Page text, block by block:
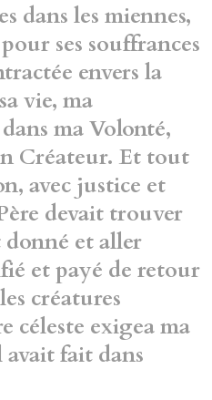
dans les miennes,
ses souffrances
envers la
vie, ma
ma Volonté,
Créateur. Et tout
avec justice et
devait trouver
et aller
et payé de retour
créatures
céleste exigea ma
fait dans